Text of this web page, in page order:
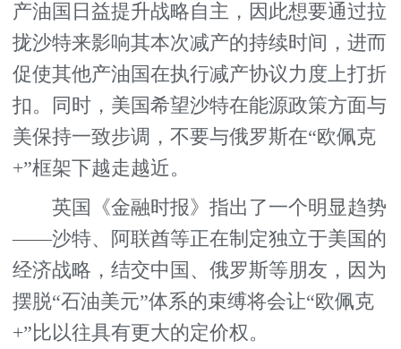
产油国日益提升战略自主，因此想要通过拉
拢沙特来影响其本次减产的持续时间，进而
促使其他产油国在执行减产协议力度上打折
扣。同时，美国希望沙特在能源政策方面与
美保持一致步调，不要与俄罗斯在“欧佩克
+”框架下越走越近。
英国《金融时报》指出了一个明显趋势
——沙特、阿联酋等正在制定独立于美国的
经济战略，结交中国、俄罗斯等朋友，因为
摆脱“石油美元”体系的束缚将会让“欧佩克
+”比以往具有更大的定价权。